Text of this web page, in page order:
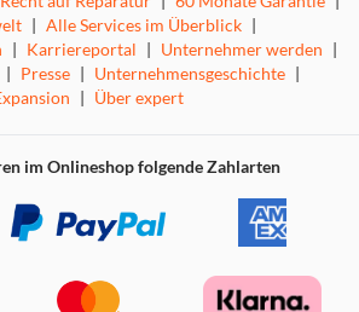
| Alle Services im Überblick |
| Karriereportal | Unternehmer werden |
| Presse | Unternehmensgeschichte |
| Über expert
im Onlineshop folgende Zahlarten